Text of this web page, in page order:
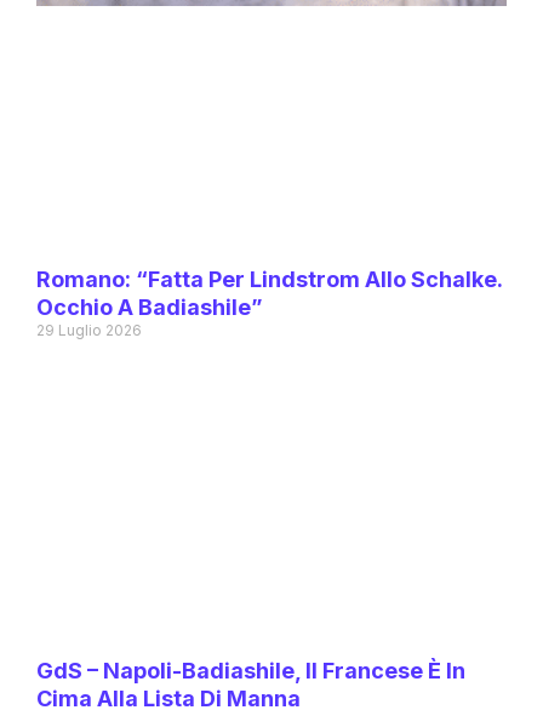
Romano: “Fatta Per Lindstrom Allo Schalke.
Occhio A Badiashile”
29 Luglio 2026
GdS – Napoli-Badiashile, Il Francese È In
Cima Alla Lista Di Manna